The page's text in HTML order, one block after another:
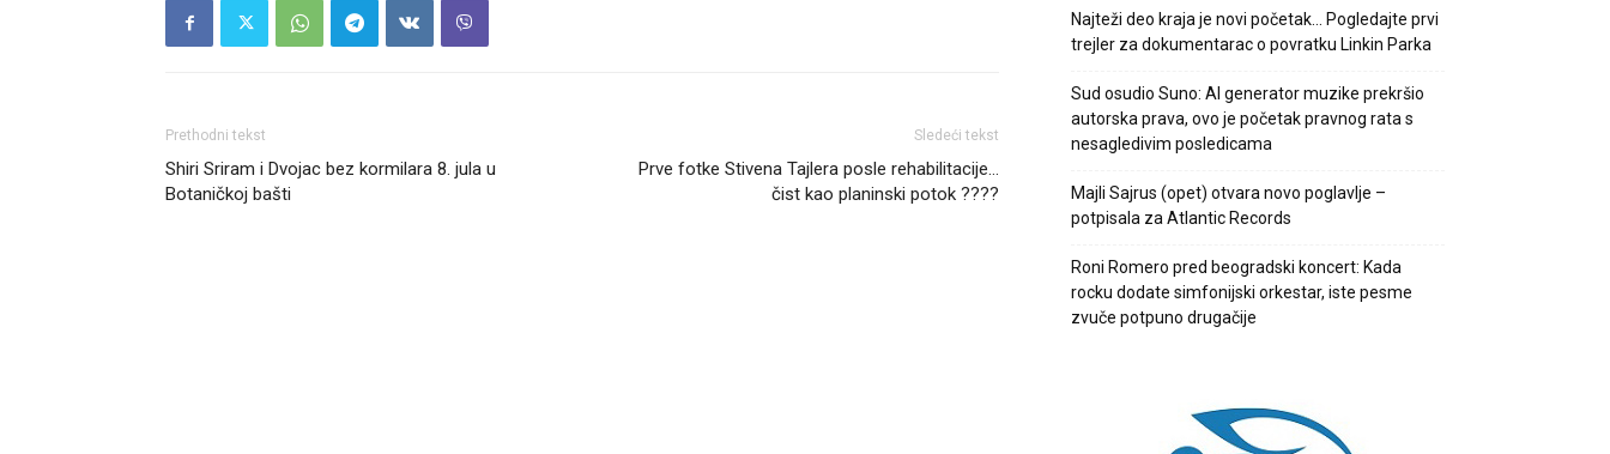
Prethodni tekst
Shiri Sriram i Dvojac bez kormilara 8. jula u
Botaničkoj bašti
Sledeći tekst
Prve fotke Stivena Tajlera posle rehabilitacije…
čist kao planinski potok ????
Najteži deo kraja je novi početak… Pogledajte prvi
trejler za dokumentarac o povratku Linkin Parka
Sud osudio Suno: AI generator muzike prekršio
autorska prava, ovo je početak pravnog rata s
nesagledivim posledicama
Majli Sajrus (opet) otvara novo poglavlje –
potpisala za Atlantic Records
Roni Romero pred beogradski koncert: Kada
rocku dodate simfonijski orkestar, iste pesme
zvuče potpuno drugačije